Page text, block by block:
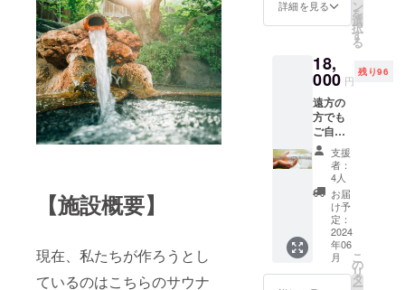
【施設概要】
現在、私たちが作ろうとし
ているのはこちらのサウナ
に良い
疲労回
復！湯
守の
湯！！
自宅で
知内温
泉を楽
しんで
下さ
い。 ※
現在制
作中の
オリジ
ナルサ
ウナ
ハット
北海道
知内町
ろ（日
本
酒）：
主要原
材料 →
米（北
海道知
内町
産） ※
製造地
（秋田
県） ※
到着後
は冷蔵
にて保
存お早
詳細を見る ン
を
選
択
す
る
18,
000 円
残り96
遠方の
方でも
ご自宅
で知内
温泉と
サウナ
気分を
楽しめ
るオリ
ジナル
グッズ
がセッ
トと
支援
者：
4人
お届
け予
定：
2024
年06
月
こ
の
リ
タ
ー